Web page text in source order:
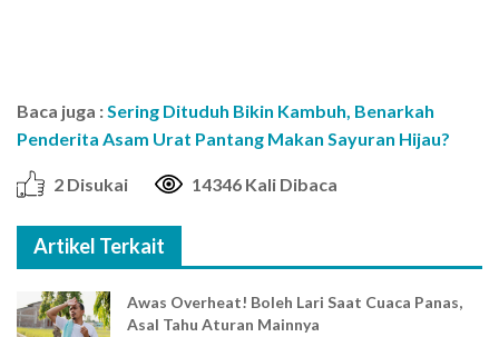
Baca juga :Sering Dituduh Bikin Kambuh, Benarkah
Penderita Asam Urat Pantang Makan Sayuran Hijau?
2 Disukai 14346 Kali Dibaca
Artikel Terkait
Awas Overheat! Boleh Lari Saat Cuaca Panas,
Asal Tahu Aturan Mainnya